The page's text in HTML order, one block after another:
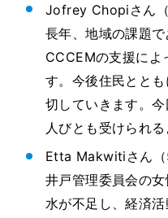
Jofrey Chopiさん（
長年、地域の課題
CCCEMの支援によ
す。今後住民とと
切していきます。
人びとも受けられる
Etta Makwitiさん（
井戸管理委員会の
水が不足し、経済